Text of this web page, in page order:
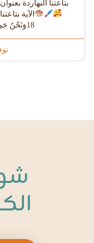
بتاعتنا النهاردة
18وَنَحْنُ جَمِيعًا نَاظِرِينَ مَجْدَ الرَّبِّ